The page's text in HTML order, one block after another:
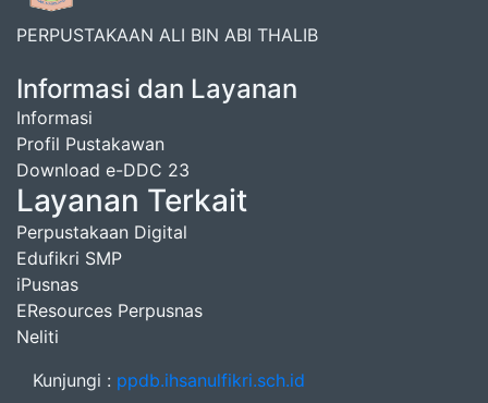
PERPUSTAKAAN ALI BIN ABI THALIB
Informasi dan Layanan
Informasi
Profil Pustakawan
Download e-DDC 23
Layanan Terkait
Perpustakaan Digital
Edufikri SMP
iPusnas
EResources Perpusnas
Neliti
Kunjungi : ppdb.ihsanulfikri.sch.id